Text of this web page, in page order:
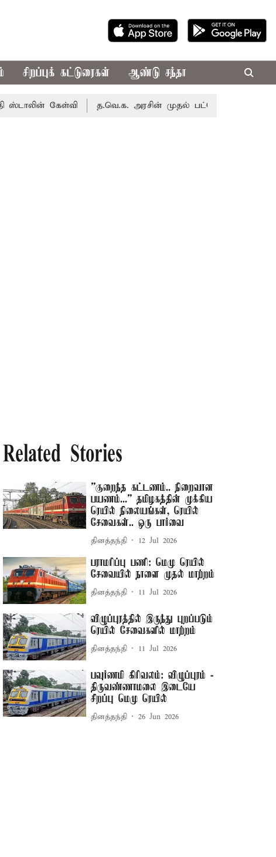
சிறப்புக் கட்டுரைகள் ஆண்டு சந்தா
கேள்வி த.வெ.க. அரசின் முதல் பட்ஜெட்: மாற்றமா?,
Related Stories
”குறைந்த கட்டணம்.. நிறைவான
பயணம்...” தமிழகத்தின் முக்கிய
ரெயில் நிலையங்கள், ரெயில்
சேவைகள்.. ஒரு பார்வை
தினத்தந்தி 12 Jul 2026
பராமரிப்பு பணி: மெமு ரெயில்
சேவையில் நாளை முதல் மாற்றம்
தினத்தந்தி 11 Jul 2026
விழுப்புரத்தில் இருந்து புறப்படும்
ரெயில் சேவைகளில் மாற்றம்
தினத்தந்தி 11 Jul 2026
பவுர்ணமி கிரிவலம்: விழுப்புரம் -
திருவண்ணாமலை இடையே
சிறப்பு மெமு ரெயில்
தினத்தந்தி 26 Jun 2026